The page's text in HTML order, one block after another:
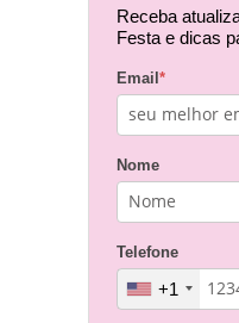
Receba
Festa e dicas
Email *
Nome
Telefone
+1